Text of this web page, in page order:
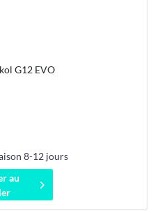
G12 EVO
8-12 jours
au